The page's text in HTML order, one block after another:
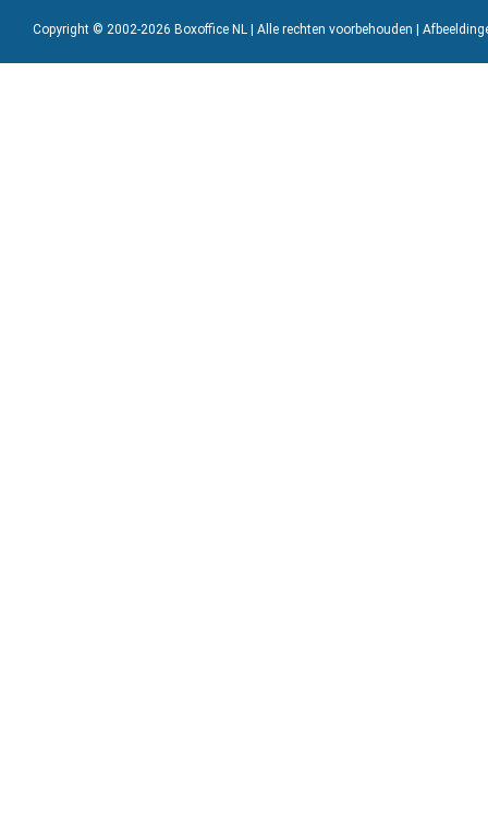
Copyright © 2002-2026 Boxoffice NL | Alle rechten voorbehouden |